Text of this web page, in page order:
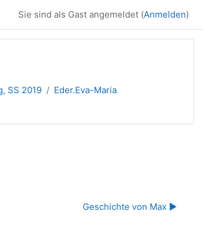
Sie sind als Gast angemeldet (Anmelden)
SS 2019
Eder.Eva-Maria
Geschichte von Max ▶︎